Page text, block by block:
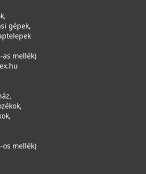
gépek,
as mellék)
os mellék)